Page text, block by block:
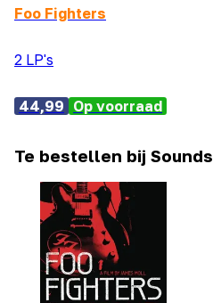
Foo Fighters
2 LP's
44,99 Op voorraad
Te bestellen bij Sounds